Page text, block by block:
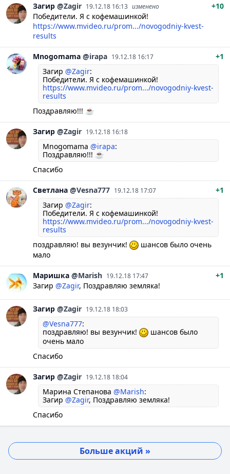
Загир @Zagir 19.12.18 16:13 изменено
+10
Победители. Я с кофемашинкой!
https://www.mvideo.ru/prom.../novogodniy-kvest-
results
Mnogomama @irapa 19.12.18 16:17
+1
Загир @Zagir:
Победители. Я с кофемашинкой!
https://www.mvideo.ru/prom.../novogodniy-kvest-
results
Поздравляю!!! ☕️
Загир @Zagir 19.12.18 16:18
Mnogomama @irapa:
Поздравляю!!! ☕️
Спасибо
Светлана @Vesna777 19.12.18 17:07
+1
Загир @Zagir:
Победители. Я с кофемашинкой!
https://www.mvideo.ru/prom.../novogodniy-kvest-
results
поздравляю! вы везунчик!
шансов было очень
мало
Маришка @Marish 19.12.18 17:47
+1
Загир @Zagir, Поздравляю земляка!
Загир @Zagir 19.12.18 18:03
@Vesna777:
поздравляю! вы везунчик!
шансов было
очень мало
Спасибо
Загир @Zagir 19.12.18 18:04
Марина Степанова @Marish:
Загир @Zagir, Поздравляю земляка!
Спасибо
Больше акций »